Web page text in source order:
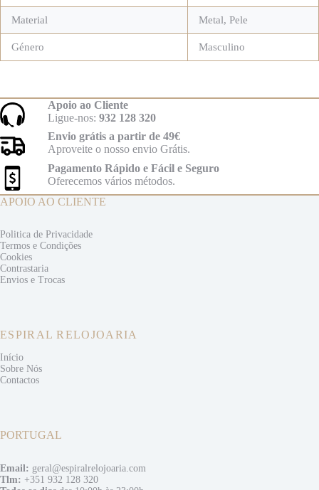
Material Metal, Pele
Género Masculino
Apoio ao Cliente
Ligue-nos: 932 128 320
Envio grátis a partir de 49€
Aproveite o nosso envio Grátis.
Pagamento Rápido e Fácil e Seguro
Oferecemos vários métodos.
APOIO AO CLIENTE
Politica de Privacidade
Termos e Condições
Cookies
Contrastaria
Envios e Trocas
ESPIRAL RELOJOARIA
Início
Sobre Nós
Contactos
PORTUGAL
Email: geral@espiralrelojoaria.com
Tlm: +351 932 128 320